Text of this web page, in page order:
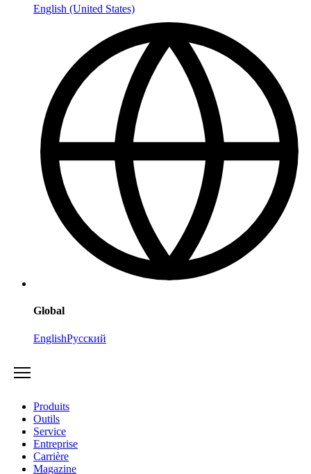
English (United States)
Global
EnglishРусский
Produits
Outils
Service
Entreprise
Carrière
Magazine